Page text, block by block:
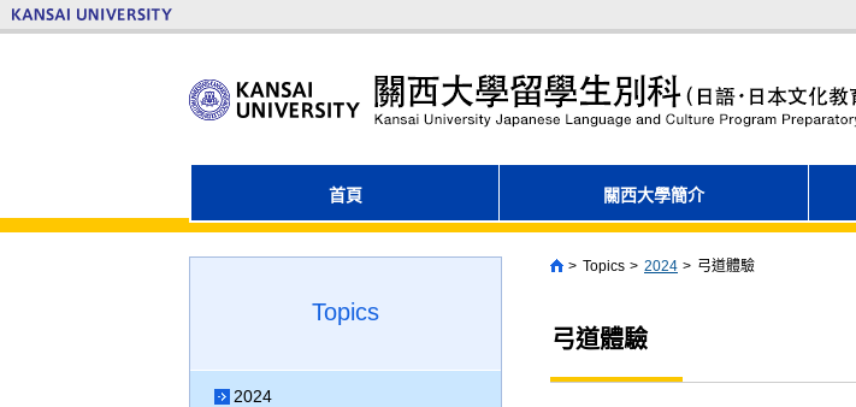
首頁 關西大學簡介
Topics
2024
Home
Topics 2024 弓道體驗
弓道體驗